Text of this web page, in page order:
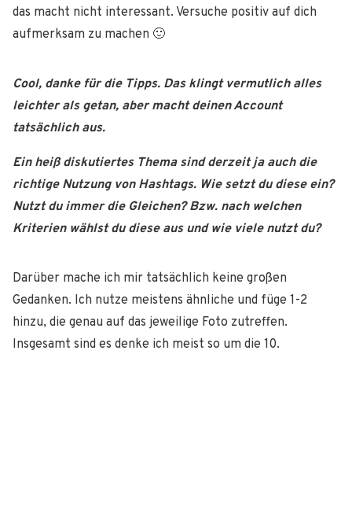
das macht nicht interessant. Versuche positiv auf dich
aufmerksam zu machen 🙂
Cool, danke für die Tipps. Das klingt vermutlich alles
leichter als getan, aber macht deinen Account
tatsächlich aus.
Ein heiß diskutiertes Thema sind derzeit ja auch die
richtige Nutzung von Hashtags. Wie setzt du diese ein?
Nutzt du immer die Gleichen? Bzw. nach welchen
Kriterien wählst du diese aus und wie viele nutzt du?
Darüber mache ich mir tatsächlich keine großen
Gedanken. Ich nutze meistens ähnliche und füge 1-2
hinzu, die genau auf das jeweilige Foto zutreffen.
Insgesamt sind es denke ich meist so um die 10.